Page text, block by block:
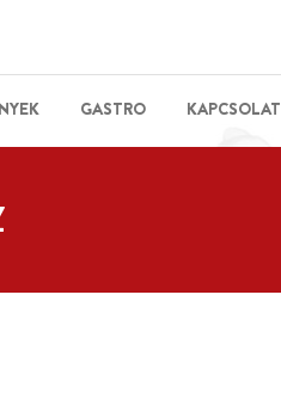
GASTRO KAPCSOLAT